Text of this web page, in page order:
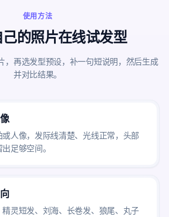
使用方法
的照片在线试发型
，再选发型预设，补一句短说明，然后生成
并对比结果。
人像，发际线清楚、光线正常，头部
足够空间。
灵短发、刘海、长卷发、狼尾、丸子